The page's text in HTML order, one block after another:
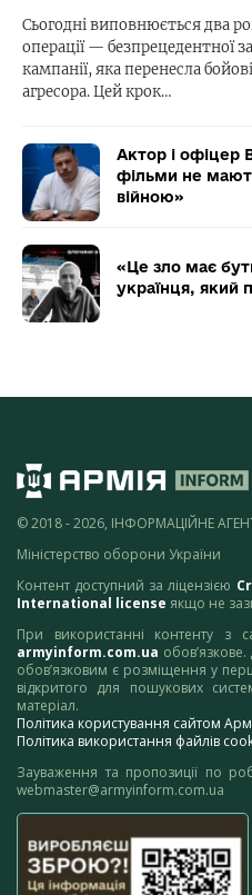
Сьогодні виповнюється два
операції — безпрецедентної
кампанії, яка перенесла
агресора. Цей крок…
Актор і офіцер
фільми не
війною»
«Це зло має
українця, який
© 2018 - 2026, ІНФОРМАЦІЙНЕ
Міністерство оборони України
Контент доступний за ліцензією
International license якщо не
При використанні контенту з
armyinform.com.ua
обов’язковим є розміщення у
відкритого для пошукових
матеріал.
Політика користування сайтом
Політика використання файлів
Зауваження та пропозиції по
webmaster@armyinform.com.ua